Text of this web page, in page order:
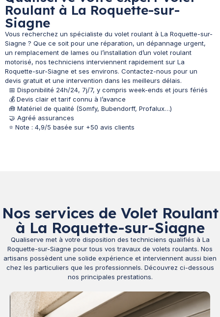
Roulant à La Roquette-sur-
Siagne
Vous recherchez un spécialiste du volet roulant à La Roquette-sur-
Siagne ? Que ce soit pour une réparation, un dépannage urgent,
un remplacement de lames ou l’installation d’un volet roulant
motorisé, nos techniciens interviennent rapidement sur La
Roquette-sur-Siagne et ses environs. Contactez-nous pour un
devis gratuit et une intervention dans les meilleurs délais.
📅 Disponibilité 24h/24, 7j/7, y compris week-ends et jours fériés
💰 Devis clair et tarif connu à l’avance
🧰 Matériel de qualité (Somfy, Bubendorff, Profalux…)
🤝 Agréé assurances
⭐ Note : 4,9/5 basée sur +50 avis clients
Nos services de Volet Roulant
à La Roquette-sur-Siagne
Qualiserve met à votre disposition des techniciens qualifiés à La
Roquette-sur-Siagne pour tous vos travaux de volets roulants. Nos
artisans possèdent une solide expérience et interviennent aussi bien
chez les particuliers que les professionnels. Découvrez ci-dessous
nos principales prestations.